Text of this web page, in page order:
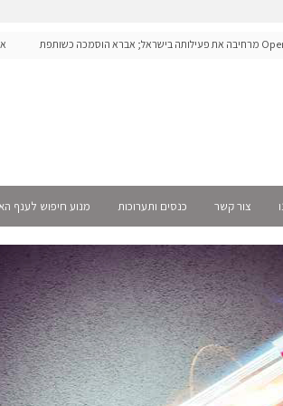
OpenAI מרחיבה את פעילותה בישראל; אברא הוסמכה כשותפת
צור קשר כנסים ותערוכות מנוע חיפוש לענף